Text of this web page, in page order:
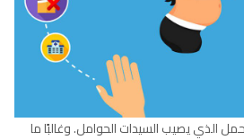
الذي يصيب السيدات الحوامل. وغالبًا ما